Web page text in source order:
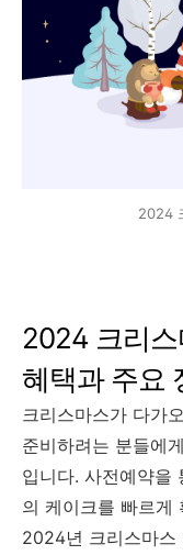
2024
2024 크리
혜택과 주요
크리스마스가 다가
준비하려는 분들에게
입니다. 사전예약을
의 케이크를 빠르게
2024년 크리스마스